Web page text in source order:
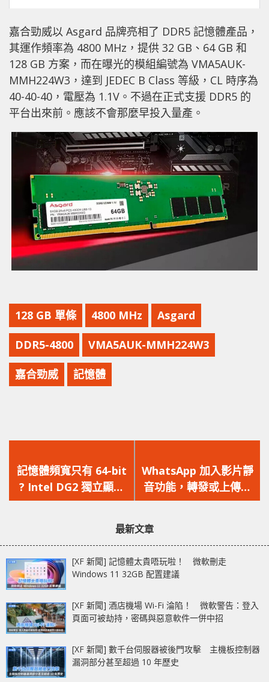
嘉合勁威以 Asgard 品牌亮相了 DDR5 記憶體產品，
其運作頻率為 4800 MHz，提供 32 GB、64 GB 和
128 GB 方案，而在曝光的模組編號為 VMA5AUK-
MMH224W3，達到 JEDEC B Class 等級，CL 時序為
40-40-40，電壓為 1.1V。不過在正式支援 DDR5 的
平台出來前。應該不會那麼早投入量產。
128 GB 單條 4800 MHz Asgard
DDR5-4800 VMA5AUK-MMH224W3
嘉合勁威 記憶體
一
篇
文
記憶體頻寬只有 64-bit
? Intel DG2 獨立顯示
卡 6 款型號曝光，定位
一
篇
文
WhatsApp 加入影片靜
音功能，轉發或上傳影
片可將聲音移除
最新文章
[XF 新聞] 記憶體太貴唔玩啦！ 微軟刪走
Windows 11 32GB 配置建議
[XF 新聞] 酒店機場 Wi-Fi 淪陷！ 微軟警告：登入
頁面可被劫持，密碼與惡意軟件一併中招
[XF 新聞] 數千台伺服器被後門攻擊 主機板控制器
漏洞部分甚至超過 10 年歷史